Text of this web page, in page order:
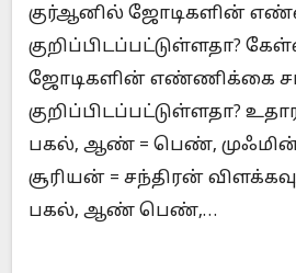
குர்ஆனில் ஜோடிகளின்
குறிப்பிடப்பட்டுள்ளதா?
ஜோடிகளின் எண்ணிக்கை
குறிப்பிடப்பட்டுள்ளதா?
பகல், ஆண் = பெண், முஃமின்
சூரியன் = சந்திரன்
பகல், ஆண் பெண்,…